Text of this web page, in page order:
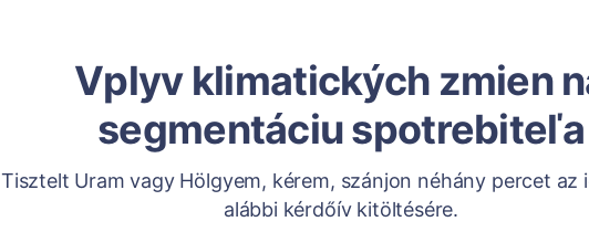
Vplyv klimatických zmien
segmentáciu spotrebiteľa
Tisztelt Uram vagy Hölgyem, kérem, szánjon néhány percet az
alábbi kérdőív kitöltésére.